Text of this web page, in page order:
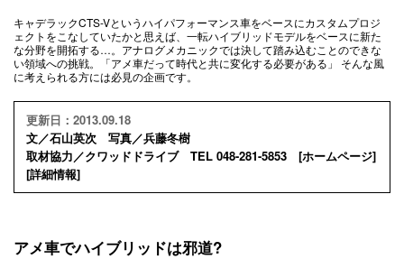
キャデラックCTS-Vというハイパフォーマンス車をベースにカスタムプロジ
ェクトをこなしていたかと思えば、一転ハイブリッドモデルをベースに新た
な分野を開拓する…。アナログメカニックでは決して踏み込むことのできな
い領域への挑戦。「アメ車だって時代と共に変化する必要がある」 そんな風
に考えられる方には必見の企画です。
更新日：2013.09.18
文／石山英次 写真／兵藤冬樹
取材協力／クワッドドライブ TEL 048-281-5853 [ホームページ]
[詳細情報]
アメ車でハイブリッドは邪道?